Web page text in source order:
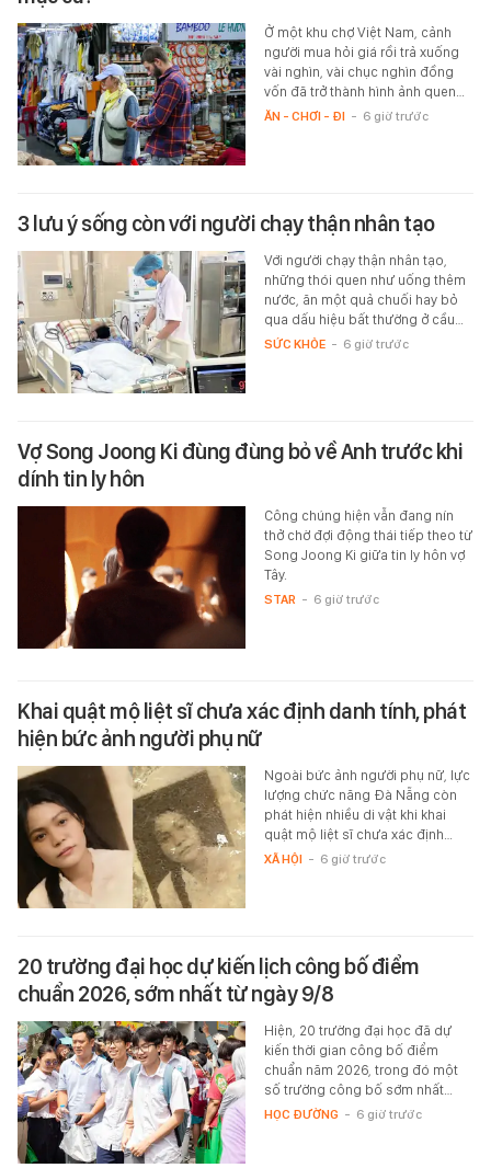
Ở một khu chợ Việt Nam, cảnh
người mua hỏi giá rồi trả xuống
vài nghìn, vài chục nghìn đồng
vốn đã trở thành hình ảnh quen…
ĂN - CHƠI - ĐI - 6 giờ trước
3 lưu ý sống còn với người chạy thận nhân tạo
Với người chạy thận nhân tạo,
những thói quen như uống thêm
nước, ăn một quả chuối hay bỏ
qua dấu hiệu bất thường ở cầu…
SỨC KHỎE - 6 giờ trước
Vợ Song Joong Ki đùng đùng bỏ về Anh trước khi
dính tin ly hôn
Công chúng hiện vẫn đang nín
thở chờ đợi động thái tiếp theo từ
Song Joong Ki giữa tin ly hôn vợ
Tây.
STAR - 6 giờ trước
Khai quật mộ liệt sĩ chưa xác định danh tính, phát
hiện bức ảnh người phụ nữ
Ngoài bức ảnh người phụ nữ, lực
lượng chức năng Đà Nẵng còn
phát hiện nhiều di vật khi khai
quật mộ liệt sĩ chưa xác định…
XÃ HỘI - 6 giờ trước
20 trường đại học dự kiến lịch công bố điểm
chuẩn 2026, sớm nhất từ ngày 9/8
Hiện, 20 trường đại học đã dự
kiến thời gian công bố điểm
chuẩn năm 2026, trong đó một
số trường công bố sớm nhất…
HỌC ĐƯỜNG - 6 giờ trước